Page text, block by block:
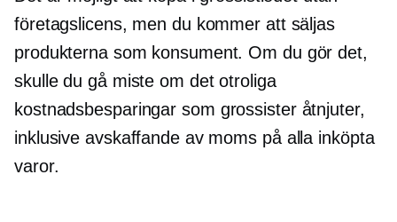
företagslicens, men du kommer att säljas
produkterna som konsument. Om du gör det,
skulle du gå miste om det otroliga
kostnadsbesparingar som grossister åtnjuter,
inklusive avskaffande av moms på alla inköpta
varor.